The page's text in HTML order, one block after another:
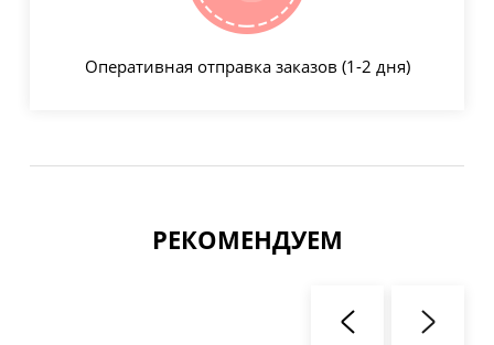
Оперативная отправка заказов (1-2 дня)
РЕКОМЕНДУЕМ